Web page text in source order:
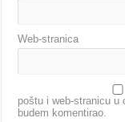
Web-stranica
poštu i web-stranicu u
budem komentirao.